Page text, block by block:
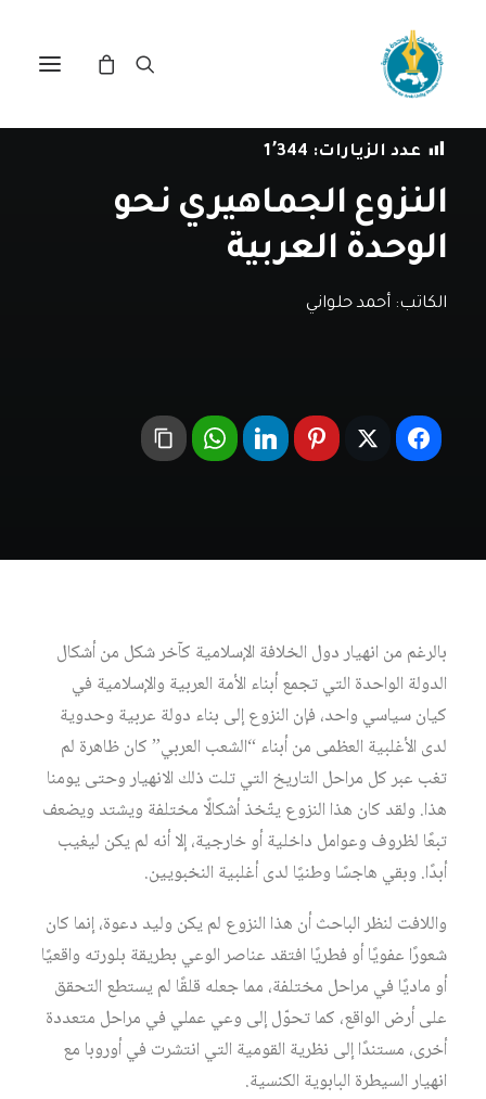
فيمقالات
عدد الزيارات: 1٬344
النزوع الجماهيري نحو
الوحدة العربية
الكاتب: أحمد حلواني
بالرغم من انهيار دول الخلافة الإسلامية كآخر شكل من أشكال
الدولة الواحدة التي تجمع أبناء الأمة العربية والإسلامية في
كيان سياسي واحد، فإن النزوع إلى بناء دولة عربية وحدوية
لدى الأغلبية العظمى من أبناء “الشعب العربي” كان ظاهرة لم
تغب عبر كل مراحل التاريخ التي تلت ذلك الانهيار وحتى يومنا
هذا. ولقد كان هذا النزوع يتّخذ أشكالًا مختلفة ويشتد ويضعف
تبعًا لظروف وعوامل داخلية أو خارجية، إلا أنه لم يكن ليغيب
أبدًا. وبقي هاجسًا وطنيًا لدى أغلبية النخبويين.
واللافت لنظر الباحث أن هذا النزوع لم يكن وليد دعوة، إنما كان
شعورًا عفويًا أو فطريًا افتقد عناصر الوعي بطريقة بلورته واقعيًا
أو ماديًا في مراحل مختلفة، مما جعله قلقًا لم يستطع التحقق
على أرض الواقع، كما تحوّل إلى وعي عملي في مراحل متعددة
أخرى، مستندًا إلى نظرية القومية التي انتشرت في أوروبا مع
انهيار السيطرة البابوية الكنسية.